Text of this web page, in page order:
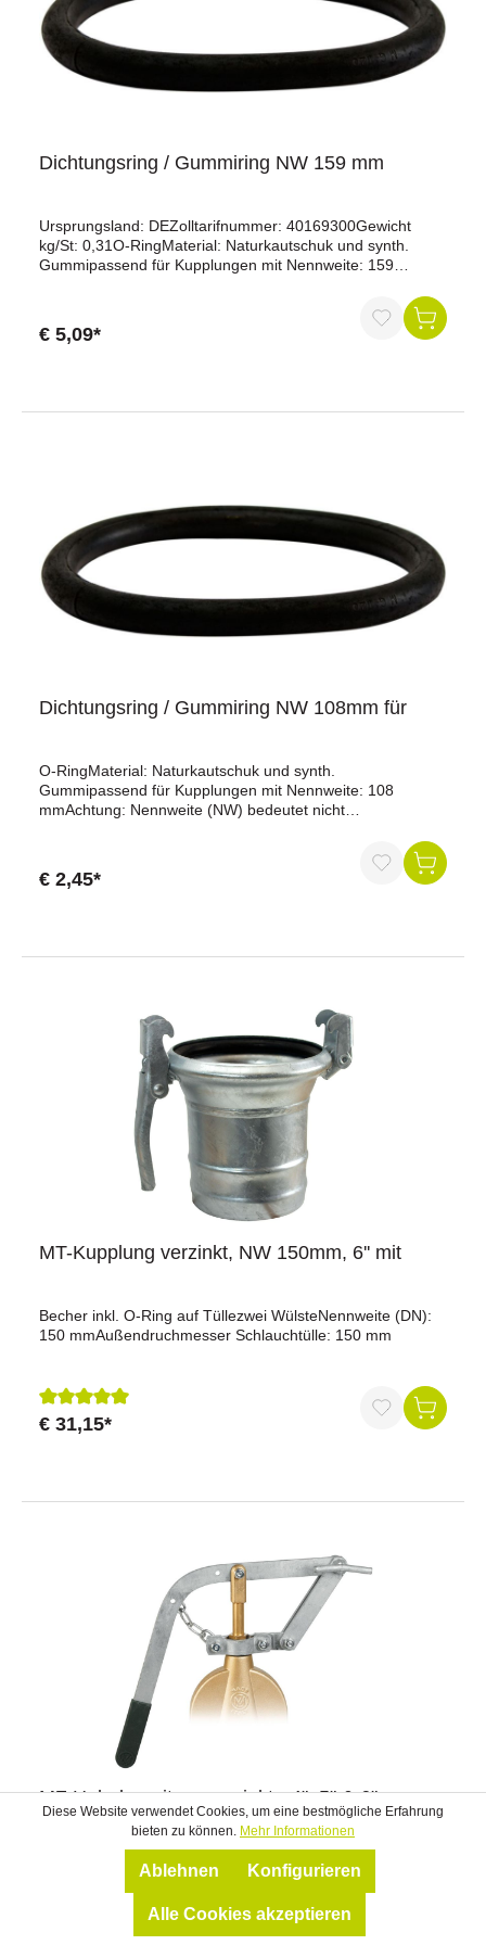
Dichtungsring / Gummiring NW 159 mm
Ursprungsland: DEZolltarifnummer: 40169300Gewicht
kg/St: 0,31O-RingMaterial: Naturkautschuk und synth.
Gummipassend für Kupplungen mit Nennweite: 159
mmOrig. Perrot =========BEACHTE: System Perrot ist
nicht Orig. Perrot
€ 5,09*
Dichtungsring / Gummiring NW 108mm für
O-RingMaterial: Naturkautschuk und synth.
Gummipassend für Kupplungen mit Nennweite: 108
mmAchtung: Nennweite (NW) bedeutet nicht
€ 2,45*
MT-Kupplung verzinkt, NW 150mm, 6'' mit
Becher inkl. O-Ring auf Tüllezwei WülsteNennweite (DN):
150 mmAußendruchmesser Schlauchtülle: 150 mm
Durchschnittliche Bewertung von 5 von 5 Sternen
€ 31,15*
MZ Hebelgarnitur , verzinkt - 4", 5" & 6"
Ursprungsland: ITZolltarifnummer: 84368090Gewicht
kg/St: 2,602Original MZ (METALTECNICA Zanolo)
Diese Website verwendet Cookies, um eine bestmögliche Erfahrung
bieten zu können. Mehr Informationen
Ablehnen Konfigurieren
Alle Cookies akzeptieren